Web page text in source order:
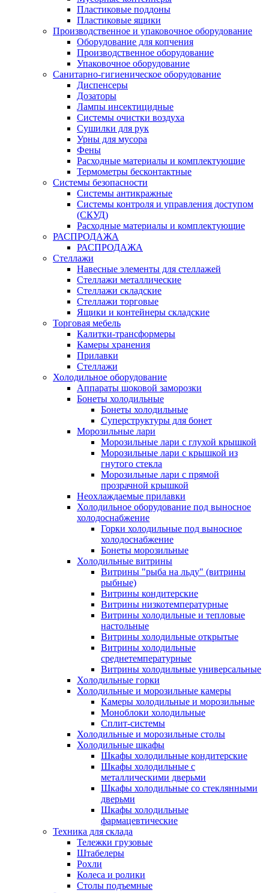
Пластиковые поддоны
Пластиковые ящики
Производственное и упаковочное оборудование
Оборудование для копчения
Производственное оборудование
Упаковочное оборудование
Санитарно-гигиеническое оборудование
Диспенсеры
Дозаторы
Лампы инсектицидные
Системы очистки воздуха
Сушилки для рук
Урны для мусора
Фены
Расходные материалы и комплектующие
Термометры бесконтактные
Системы безопасности
Системы антикражные
Системы контроля и управления доступом
(СКУД)
Расходные материалы и комплектующие
РАСПРОДАЖА
РАСПРОДАЖА
Стеллажи
Навесные элементы для стеллажей
Стеллажи металлические
Стеллажи складские
Стеллажи торговые
Ящики и контейнеры складские
Торговая мебель
Калитки-трансформеры
Камеры хранения
Прилавки
Стеллажи
Холодильное оборудование
Аппараты шоковой заморозки
Бонеты холодильные
Бонеты холодильные
Суперструктуры для бонет
Морозильные лари
Морозильные лари с глухой крышкой
Морозильные лари с крышкой из
гнутого стекла
Морозильные лари с прямой
прозрачной крышкой
Неохлаждаемые прилавки
Холодильное оборудование под выносное
холодоснабжение
Горки холодильные под выносное
холодоснабжение
Бонеты морозильные
Холодильные витрины
Витрины "рыба на льду" (витрины
рыбные)
Витрины кондитерские
Витрины низкотемпературные
Витрины холодильные и тепловые
настольные
Витрины холодильные открытые
Витрины холодильные
среднетемпературные
Витрины холодильные универсальные
Холодильные горки
Холодильные и морозильные камеры
Камеры холодильные и морозильные
Моноблоки холодильные
Сплит-системы
Холодильные и морозильные столы
Холодильные шкафы
Шкафы холодильные кондитерские
Шкафы холодильные с
металлическими дверьми
Шкафы холодильные со стеклянными
дверьми
Шкафы холодильные
фармацевтические
Техника для склада
Тележки грузовые
Штабелеры
Рохли
Колеса и ролики
Столы подъемные